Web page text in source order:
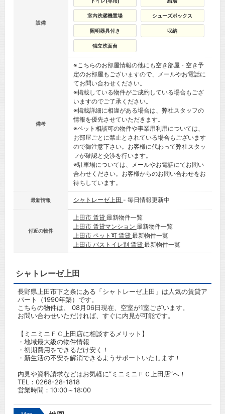
設備
室内洗濯機置場 シューズボックス
照明器具付き 収納
独立洗面台
備考
※こちらのお部屋情報の他にも空き部屋・空き予
定のお部屋もございますので、メールやお電話に
てお問い合わせください。
※掲載している物件がご成約している場合もござ
いますのでご了承ください。
※掲載詳細に相違がある場合は、弊社スタッフの
情報を優先させていただきます。
※ペット相談可の物件や事業用利用については、
お部屋ごとに禁止とされている場合もございます
ので御注意下さい。お客様に代わって弊社スタッ
フが確認と交渉を行います。
※駐車場については、メールやお電話にてお問い
合わせください。お客様からのお問い合わせをお
待ちしています。
最新情報 シャトレーゼ上田 - 毎日情報更新中
付近の物件
上田市 賃貸 最新物件一覧
上田市 賃貸マンション 最新物件一覧
上田市 ペット可 賃貸 最新物件一覧
上田市 バストイレ別 賃貸 最新物件一覧
シャトレーゼ上田
長野県上田市下之条にある「シャトレーゼ上田」は人気の賃貸ア
パート（1990年築）です。
こちらの物件は、 08月06日現在、空室が1室ございます。
お問い合わせいただければ、すぐに内見が可能です。
【ミニミニＦＣ上田店に相談するメリット】
・地域最大級の物件情報
・初期費用をできるだけ安く！
・新生活の不安を解消できるようサポートいたします！
内見や資料請求などはお気軽に”ミニミニＦＣ上田店”へ！
TEL： 0268-28-1818
営業時間：10:00～18:00